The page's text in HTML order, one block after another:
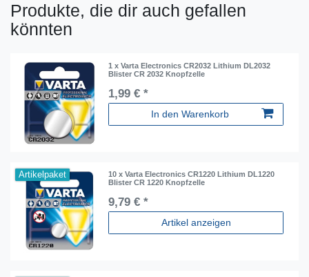
Produkte, die dir auch gefallen
könnten
1 x Varta Electronics CR2032 Lithium DL2032
Blister CR 2032 Knopfzelle
1,99 € *
In den Warenkorb
Artikelpaket
10 x Varta Electronics CR1220 Lithium DL1220
Blister CR 1220 Knopfzelle
9,79 € *
Artikel anzeigen